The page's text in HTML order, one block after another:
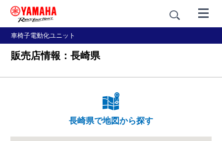
車椅子電動化ユニット
販売店情報：長崎県
長崎県で地図から探す